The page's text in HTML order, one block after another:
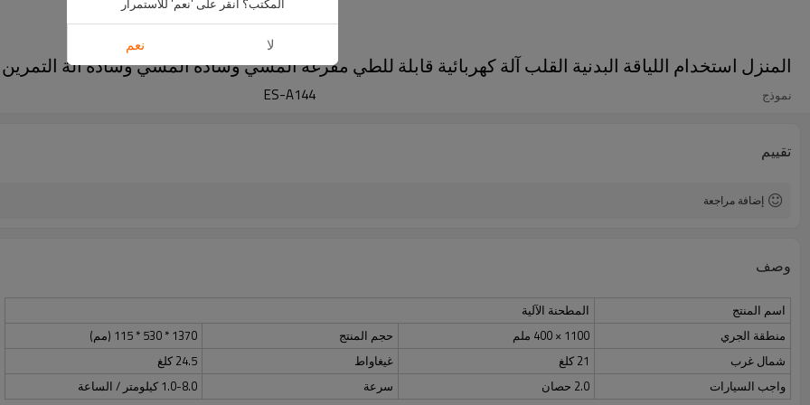
المنزل استخدام اللياقة البدنية القلب آلة كهربائية قابلة للطي مفرغة المشي وسادة المشي وسادة آلة التمرين
نموذج ES-A144
تقييم
إضافة مراجعة
وصف
اسم المنتج
المطحنة الآلية
منطقة الجري
1100 × 400 ملم حجم المنتج
1370 * 530 * 115 (مم)
شمال غرب
21 كلغ غيغاواط
24.5 كلغ
واجب السيارات
2.0 حصان سرعة 1.0-8.0 كيلومتر / الساعة
لا نعم